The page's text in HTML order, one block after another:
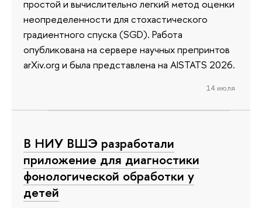
простой и вычислительно легкий метод оценки
неопределенности для стохастического
градиентного спуска (SGD). Работа
опубликована на сервере научных препринтов
arXiv.org и была представлена на AISTATS 2026.
14 июля
В НИУ ВШЭ разработали
приложение для диагностики
фонологической обработки у
детей